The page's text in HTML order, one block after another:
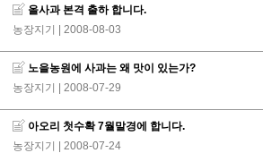
올사과 본격 출하 합니다.
농장지기 | 2008-08-03
노을농원에 사과는 왜 맛이 있는가?
농장지기 | 2008-07-29
아오리 첫수확 7월말경에 합니다.
농장지기 | 2008-07-24